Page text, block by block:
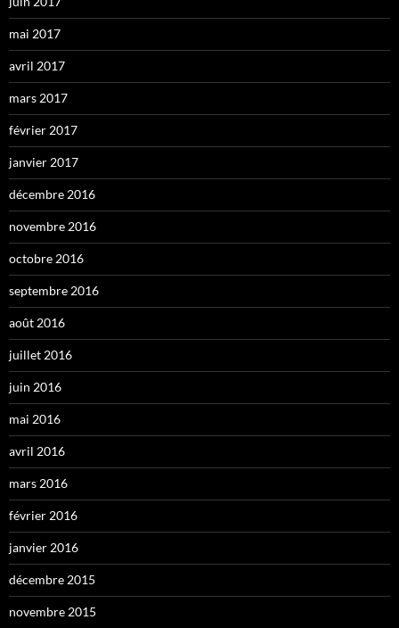
mai 2017
avril 2017
mars 2017
février 2017
janvier 2017
décembre 2016
novembre 2016
octobre 2016
septembre 2016
août 2016
juillet 2016
juin 2016
mai 2016
avril 2016
mars 2016
février 2016
janvier 2016
décembre 2015
novembre 2015